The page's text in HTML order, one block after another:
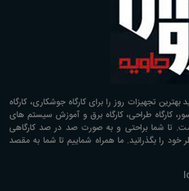
تجهیزات روز را برای کارگاه جوشکاری، کارگاه
کارگاه طراحی، کارگاه برق و آموزش سیستم های
تا شما براحتی و به صورت صد در صد کارگاهی
خود را بگذرانید. ما همراه شماییم تا شما به مقصد